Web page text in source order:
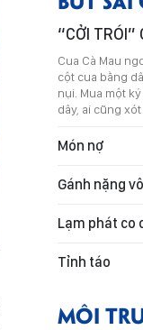
“CỞI TRÓI”
Cua Cà Mau
cột cua bằng
nụi. Mua một
dây, ai cũng
Món nợ
Gánh nặng
Lạm phát co
Tỉnh táo
MÔI